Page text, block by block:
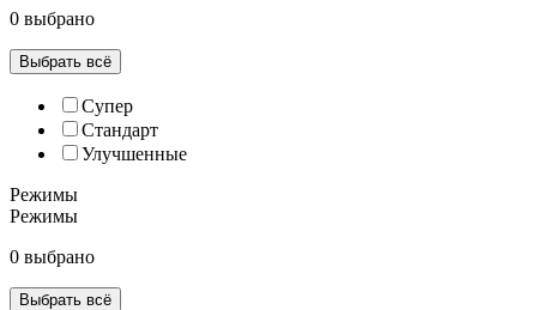
0 выбрано
Выбрать всё
Супер
Cтандарт
Улучшенные
Режимы
Режимы
0 выбрано
Выбрать всё